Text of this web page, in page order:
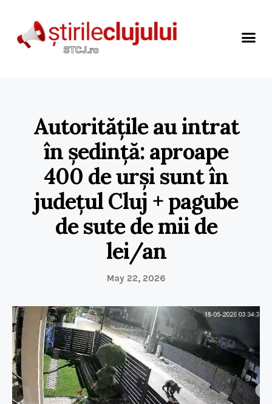
Autoritățile au intrat
în ședință: aproape
400 de urși sunt în
județul Cluj + pagube
de sute de mii de
lei/an
May 22, 2026